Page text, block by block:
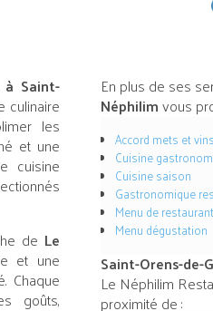
Saint-
culinaire
les
et une
cuisine
de Le
et une
Chaque
goûts,
En plus de ses
Néphilimvous
Accord mets et vins
Cuisine
Cuisine saison
Gastronomique
Menu de restaurant
Menu dégustation
Saint-Orens-de-
Le Néphilim
proximité de :